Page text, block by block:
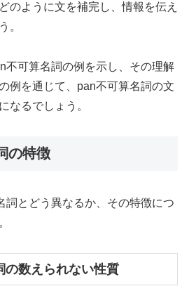
のように文を補完し、情報を伝え
。
不可算名詞の例を示し、その理解
例を通じて、pan不可算名詞の文
なるでしょう。
の特徴
詞とどう異なるか、その特徴につ
の数えられない性質